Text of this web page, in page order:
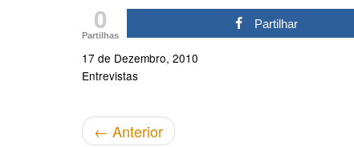
0
Partilhas
Partilhar
17 de Dezembro, 2010
Entrevistas
← Anterior